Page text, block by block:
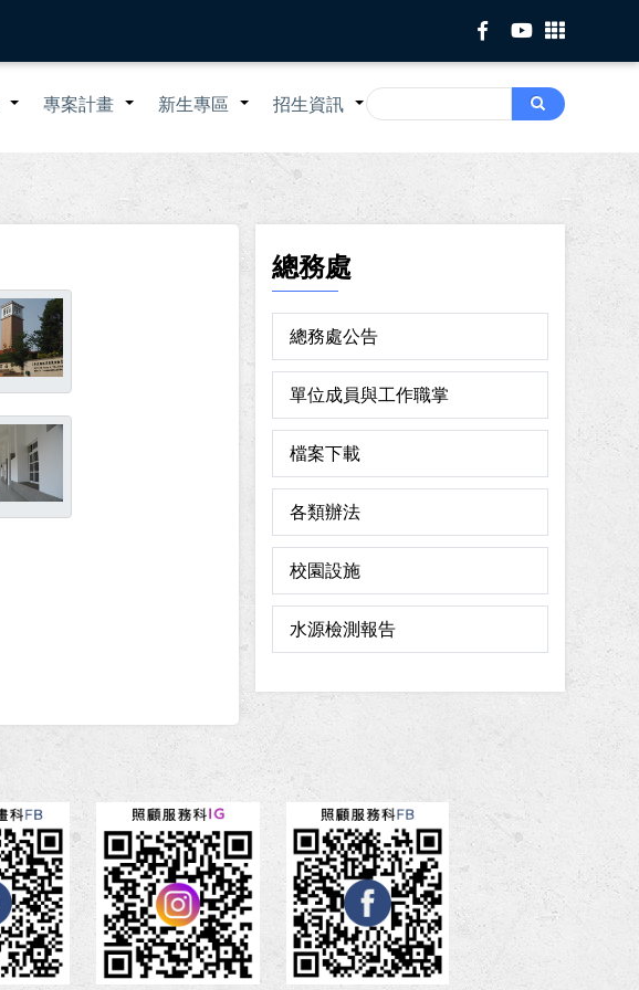
Search
Search
+ +
專案計畫 +
新生專區 +
招生資訊
總務處
總務處公告
單位成員與工作職掌
檔案下載
各類辦法
校園設施
水源檢測報告